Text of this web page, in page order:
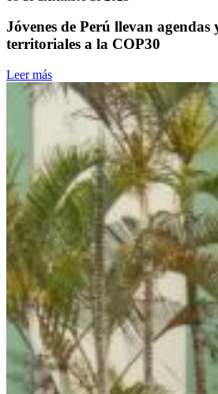
Jóvenes de Perú llevan agendas
territoriales a la COP30
Leer más